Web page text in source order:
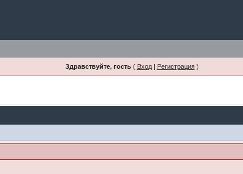
Здравствуйте, гость( Вход| Регистрация)